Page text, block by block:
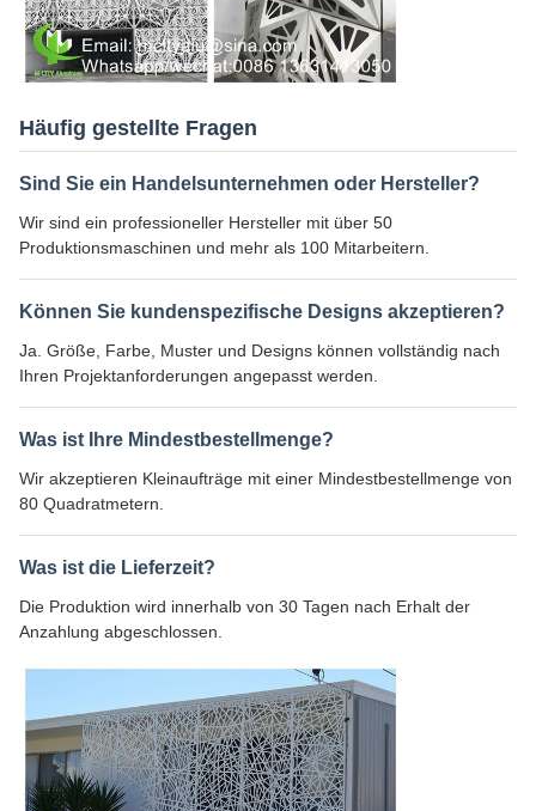
Häufig gestellte Fragen
Sind Sie ein Handelsunternehmen oder Hersteller?
Wir sind ein professioneller Hersteller mit über 50
Produktionsmaschinen und mehr als 100 Mitarbeitern.
Können Sie kundenspezifische Designs akzeptieren?
Ja. Größe, Farbe, Muster und Designs können vollständig nach
Ihren Projektanforderungen angepasst werden.
Was ist Ihre Mindestbestellmenge?
Wir akzeptieren Kleinaufträge mit einer Mindestbestellmenge von
80 Quadratmetern.
Was ist die Lieferzeit?
Die Produktion wird innerhalb von 30 Tagen nach Erhalt der
Anzahlung abgeschlossen.